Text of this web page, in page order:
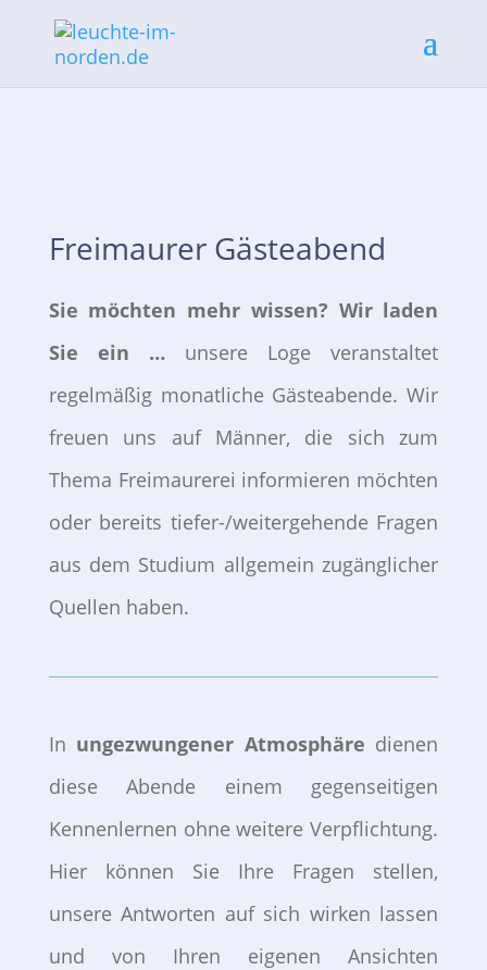
Freimaurer Gästeabend
Sie möchten mehr wissen? Wir laden
Sie ein …unsere Loge veranstaltet
regelmäßig monatliche Gästeabende. Wir
freuen uns auf Männer, die sich zum
Thema Freimaurerei informieren möchten
oder bereits tiefer-/weitergehende Fragen
aus dem Studium allgemein zugänglicher
Quellen haben.
In ungezwungener Atmosphäre dienen
diese Abende einem gegenseitigen
Kennenlernen ohne weitere Verpflichtung.
Hier können Sie Ihre Fragen stellen,
unsere Antworten auf sich wirken lassen
und von Ihren eigenen Ansichten